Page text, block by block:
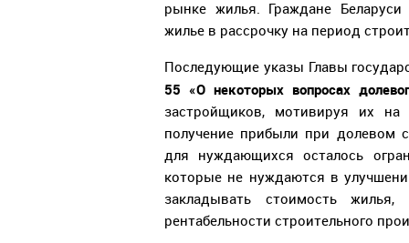
рынке жилья. Граждане
жилье в рассрочку на период
Последующие указы Главы
55 «О некоторых вопросах
застройщиков, мотивируя их на
получение прибыли при долевом
для нуждающихся осталось
которые не нуждаются в
закладывать стоимость
рентабельности строительного